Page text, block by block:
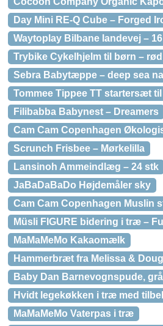
Day Mini RE-Q Cube – Forged
Waytoplay Bilbane landevej –
Trybike Cykelhjelm til børn – rød
Sebra Babytæppe – deep sea
Tommee Tippee TT startersæt
Filibabba Babynest – Dreamers
Cam Cam Copenhagen
Scrunch Frisbee – Mørkelilla
Lansinoh Ammeindlæg – 24 stk
JaBaDaBaDo Højdemåler sky
Cam Cam Copenhagen Muslin
Müsli FIGURE bidering i træ –
MaMaMeMo Kakaomælk
Hammerbræt fra Melissa & Doug
Baby Dan Barnevognspude, grå
Hvidt legekøkken i træ med
MaMaMeMo Vaterpas i træ